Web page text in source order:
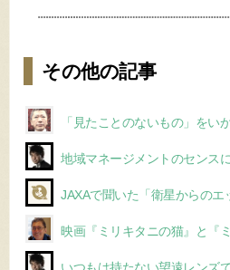
その他の記事
「見たことのないもの」をい
地域マネージメントのセンス
JAXAで聞いた「衛星からの
映画『ミリキタニの猫』と『